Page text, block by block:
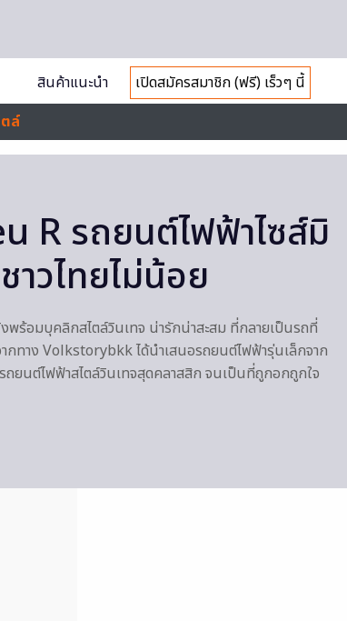
สินค้าแนะนำ
เปิดสมัครสมาชิก (ฟรี) เร็วๆ นี้
ล์
R รถยนต์ไฟฟ้าไซส์มิ
วไทยไม่น้อย
ร้อมบุคลิกสไตล์วินเทจ น่ารักน่าสะสม ที่กลายเป็นรถที่
กทาง Volkstorybkk ได้นำเสนอรถยนต์ไฟฟ้ารุ่นเล็กจาก
ยนต์ไฟฟ้าสไตล์วินเทจสุดคลาสสิก จนเป็นที่ถูกอกถูกใจ